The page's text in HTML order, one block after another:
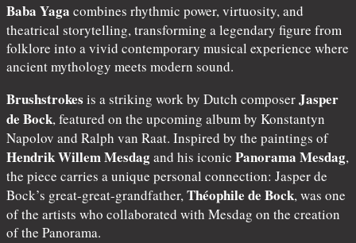
Baba Yaga combines rhythmic power, virtuosity, and
theatrical storytelling, transforming a legendary figure from
folklore into a vivid contemporary musical experience where
ancient mythology meets modern sound.
Brushstrokes is a striking work by Dutch composerJasper
de Bock, featured on the upcoming album by Konstantyn
Napolov and Ralph van Raat. Inspired by the paintings of
Hendrik Willem Mesdagand his iconic Panorama Mesdag,
the piece carries a unique personal connection: Jasper de
Bock’s great-great-grandfather,Théophile de Bock, was one
of the artists who collaborated with Mesdag on the creation
of the Panorama.